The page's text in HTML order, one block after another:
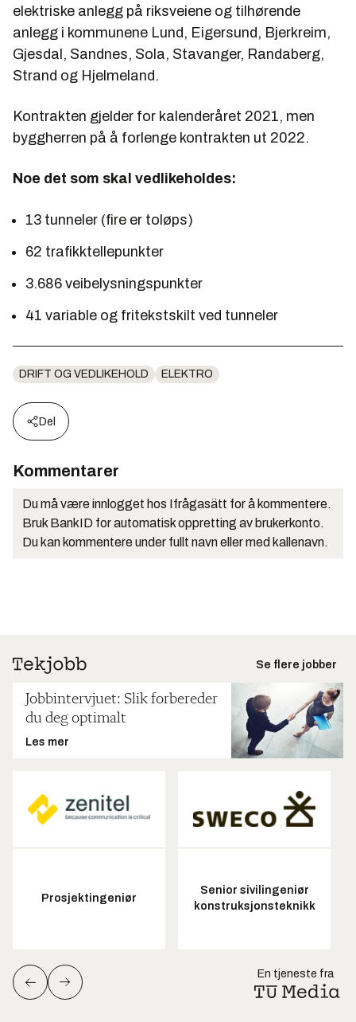
elektriske anlegg på riksveiene og tilhørende
anlegg i kommunene Lund, Eigersund, Bjerkreim,
Gjesdal, Sandnes, Sola, Stavanger, Randaberg,
Strand og Hjelmeland.
Kontrakten gjelder for kalenderåret 2021, men
byggherren på å forlenge kontrakten ut 2022.
Noe det som skal vedlikeholdes:
13 tunneler (fire er toløps)
62 trafikktellepunkter
3.686 veibelysningspunkter
41 variable og fritekstskilt ved tunneler
DRIFT OG VEDLIKEHOLD ELEKTRO
Del
Kommentarer
Du må være innlogget hos Ifrågasätt for å kommentere.
Bruk BankID for automatisk oppretting av brukerkonto.
Du kan kommentere under fullt navn eller med kallenavn.
Se flere jobber
Jobbintervjuet: Slik forbereder
du deg optimalt
Les mer
Prosjektingeniør
Senior sivilingeniør
konstruksjonsteknikk
En tjeneste fra